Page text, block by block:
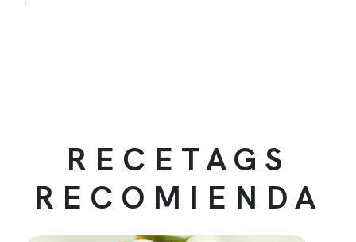
RECETAGS
RECOMIENDA